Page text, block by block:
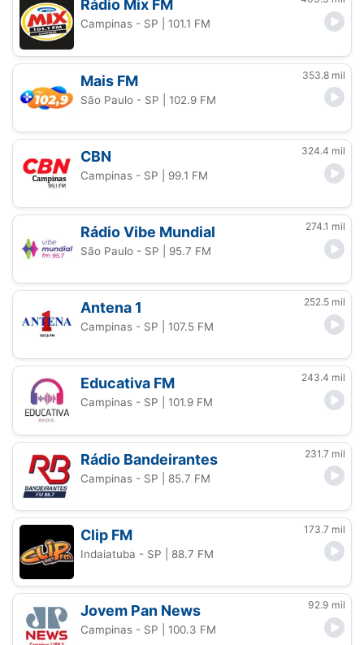
Rádio Mix FM
Campinas - SP | 101.1 FM
Mais FM 353.8 mil
São Paulo - SP | 102.9 FM
CBN 324.4 mil
Campinas - SP | 99.1 FM
Rádio Vibe Mundial 274.1 mil
São Paulo - SP | 95.7 FM
Antena 1 252.5 mil
Campinas - SP | 107.5 FM
Educativa FM 243.4 mil
Campinas - SP | 101.9 FM
Rádio Bandeirantes 231.7 mil
Campinas - SP | 85.7 FM
Clip FM 173.7 mil
Indaiatuba - SP | 88.7 FM
Jovem Pan News 92.9 mil
Campinas - SP | 100.3 FM